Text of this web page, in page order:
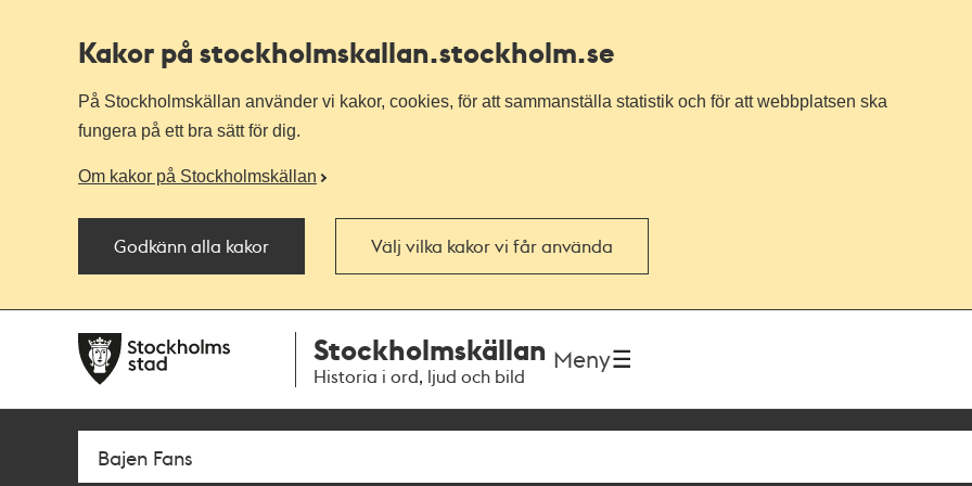
Kakor på stockholmskallan.stockholm.se
På Stockholmskällan använder vi kakor, cookies, för att sammanställa statistik och för att webbplatsen ska
fungera på ett bra sätt för dig.
Om kakor på Stockholmskällan
Godkänn alla kakor Välj vilka kakor vi får använda
navigationen
huvudinnehållet
Stockholmskällan
Historia i ord, ljud och bild
Meny
Sök